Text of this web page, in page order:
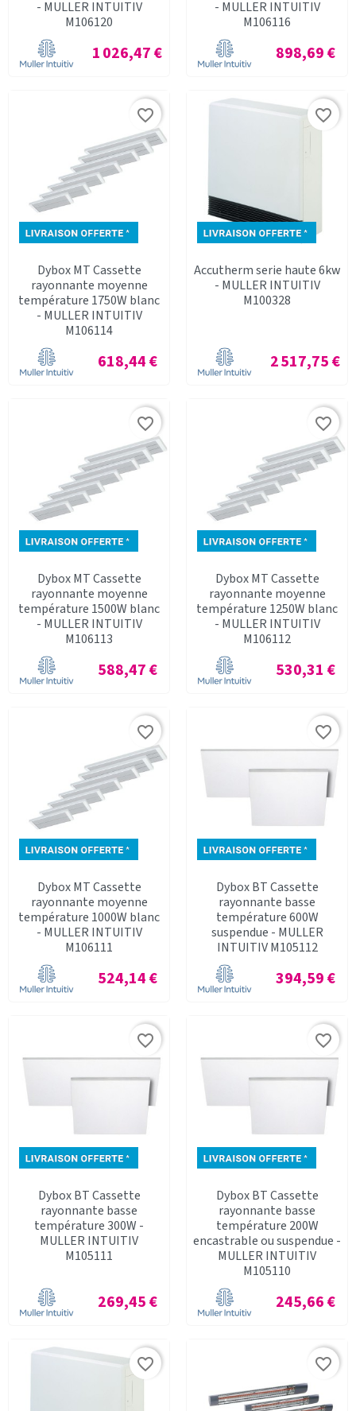
- MULLER INTUITIV
M106120
Prix
1 026,47 €
- MULLER INTUITIV
M106116
Prix
898,69 €
Dybox MT Cassette
rayonnante moyenne
température 1750W blanc
- MULLER INTUITIV
M106114
Prix
618,44 €
favorite_border
Accutherm serie haute 6kw
- MULLER INTUITIV
M100328
Prix
2 517,75 €
favorite_border
Dybox MT Cassette
rayonnante moyenne
température 1500W blanc
- MULLER INTUITIV
M106113
Prix
588,47 €
favorite_border
Dybox MT Cassette
rayonnante moyenne
température 1250W blanc
- MULLER INTUITIV
M106112
Prix
530,31 €
favorite_border
Dybox MT Cassette
rayonnante moyenne
température 1000W blanc
- MULLER INTUITIV
M106111
Prix
524,14 €
favorite_border
Dybox BT Cassette
rayonnante basse
température 600W
suspendue - MULLER
INTUITIV M105112
Prix
394,59 €
favorite_border
Dybox BT Cassette
rayonnante basse
température 300W -
MULLER INTUITIV
M105111
Prix
269,45 €
favorite_border
Dybox BT Cassette
rayonnante basse
température 200W
encastrable ou suspendue -
MULLER INTUITIV
M105110
Prix
245,66 €
favorite_border
favorite_border favorite_border